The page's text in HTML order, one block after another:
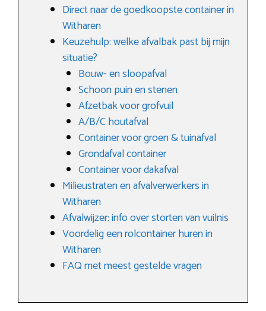
Direct naar de goedkoopste container in
Witharen
Keuzehulp: welke afvalbak past bij mijn
situatie?
Bouw- en sloopafval
Schoon puin en stenen
Afzetbak voor grofvuil
A/B/C houtafval
Container voor groen & tuinafval
Grondafval container
Container voor dakafval
Milieustraten en afvalverwerkers in
Witharen
Afvalwijzer: info over storten van vuilnis
Voordelig een rolcontainer huren in
Witharen
FAQ met meest gestelde vragen